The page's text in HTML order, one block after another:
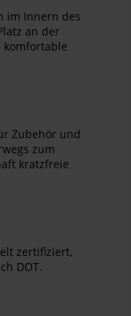
im Innern des
an der
komfortable
Zubehör und
zum
kratzfreie
zertifiziert,
DOT.